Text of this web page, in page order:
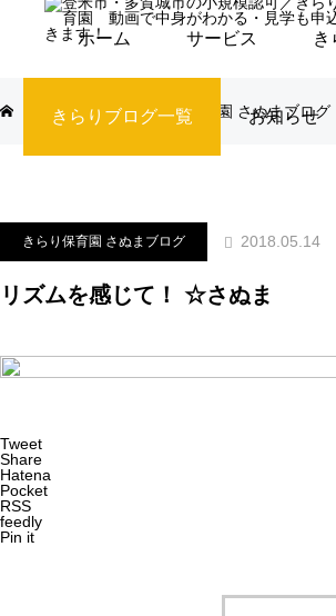
ホーム サービス き
きらりブログ一覧 お知らせ
ブログ きらり保育園 さぬまブログ
きらり保育園 さぬまブログ 2018.05.14
リズムを感じて！ ☆さぬま
Tweet
Share
Hatena
Pocket
RSS
feedly
Pin it